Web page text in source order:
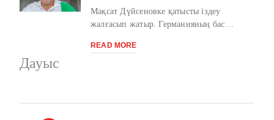
Дүйсеновті
экстрадициялаудан бас
Мақсат Дүйсеновке қатысты іздеу
жалғасып жатыр. Германияның бас
Мақсат Дүй ...
READ MORE
Дауыс